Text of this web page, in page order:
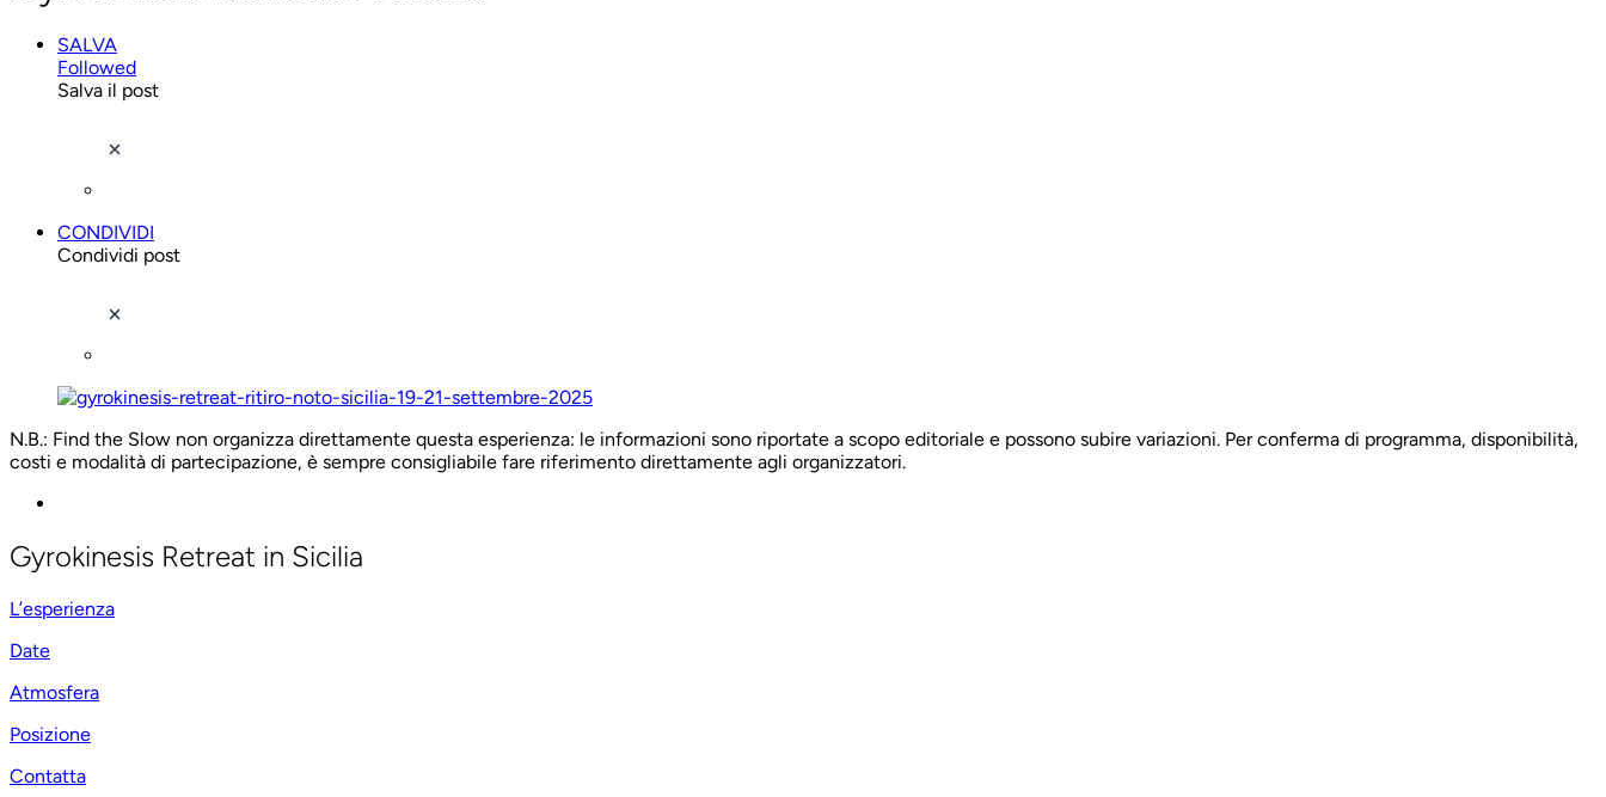
SALVA
Followed
Salva il post
CONDIVIDI
Condividi post
N.B.: Find the Slow non organizza direttamente questa esperienza: le informazioni sono riportate a scopo editoriale e possono subire variazioni. Per conferma di programma, disponibilità,
costi e modalità di partecipazione, è sempre consigliabile fare riferimento direttamente agli organizzatori.
Gyrokinesis Retreat in Sicilia
L’esperienza
Date
Atmosfera
Posizione
Contatta